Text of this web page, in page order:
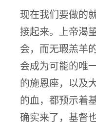
现在我们要做的
接起来。上帝渴
会，而无瑕羔羊
会成为可能的唯
的施恩座，以及
的血，都预示着
确实来了，基督